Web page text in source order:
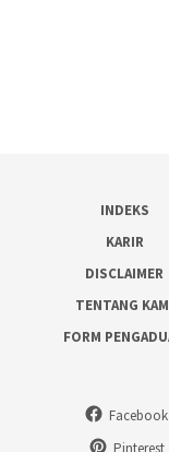
INDEKS
KARIR
DISCLAIMER
TENTANG
FORM
Facebook
Pinterest